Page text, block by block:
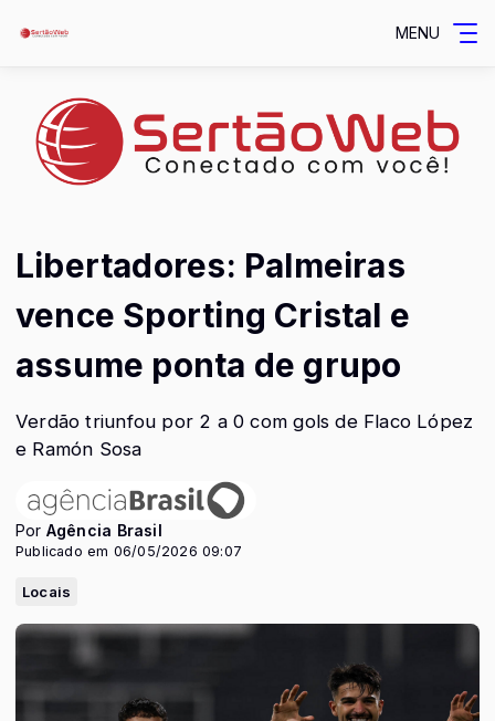
MENU
Libertadores: Palmeiras
vence Sporting Cristal e
assume ponta de grupo
Verdão triunfou por 2 a 0 com gols de Flaco López
e Ramón Sosa
Por Agência Brasil
Publicado em 06/05/2026 09:07
Locais